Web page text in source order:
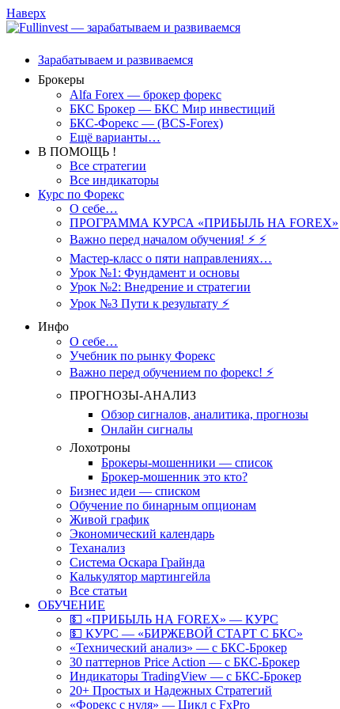
Наверх
Зарабатываем и развиваемся
Брокеры
Alfa Forex — брокер форекс
БКС Брокер — БКС Мир инвестиций
БКС-Форекс — (BCS-Forex)
Ещё варианты…
В ПОМОЩЬ !
Все стратегии
Все индикаторы
Курс по Форекс
О себе…
ПРОГРАММА КУРСА «ПРИБЫЛЬ НА FOREX»
Важно перед началом обучения! ⚡ ⚡
Мастер-класс о пяти направлениях…
Урок №1: Фундамент и основы
Урок №2: Внедрение и стратегии
Урок №3 Пути к результату ⚡️
Инфо
О себе…
Учебник по рынку Форекс
Важно перед обучением по форекс! ⚡
ПРОГНОЗЫ-АНАЛИЗ
Обзор сигналов, аналитика, прогнозы
Онлайн сигналы
Лохотроны
Брокеры-мошенники — список
Брокер-мошенник это кто?
Бизнес идеи — списком
Обучение по бинарным опционам
Живой график
Экономический календарь
Теханализ
Система Оскара Грайнда
Калькулятор мартингейла
Все статьи
ОБУЧЕНИЕ
💵 «ПРИБЫЛЬ НА FOREX» — КУРС
💵 КУРС — «БИРЖЕВОЙ СТАРТ С БКС»
«Технический анализ» — с БКС-Брокер
30 паттернов Price Action — с БКС-Брокер
Индикаторы TradingView — с БКС-Брокер
20+ Простых и Надежных Стратегий
«Форекс с нуля» — Цикл с FxPro